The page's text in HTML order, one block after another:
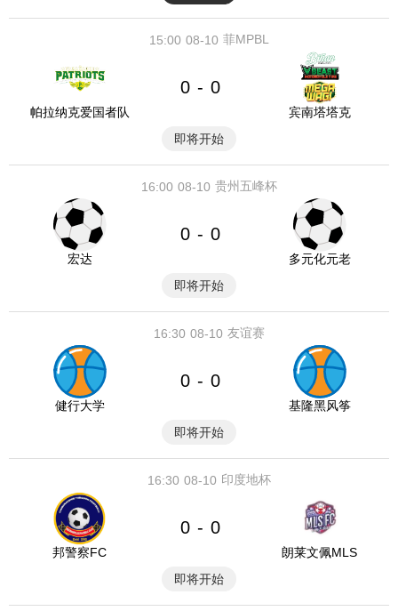
08-10
15:00 菲MPBL
帕拉纳克爱国者队
0 - 0
宾南塔塔克
即将开始
08-10
16:00 贵州五峰杯
宏达
0 - 0
多元化元老
即将开始
08-10
16:30 友谊赛
健行大学
0 - 0
基隆黑风筝
即将开始
08-10
16:30 印度地杯
邦警察FC
0 - 0
朗莱文佩MLS
即将开始